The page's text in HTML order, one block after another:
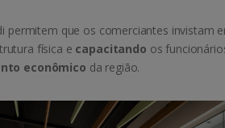
permitem que os comerciantes invistam
física e capacitando os
econômico da região.